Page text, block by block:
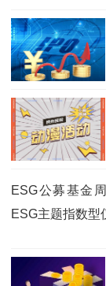
ESG公募基金
ESG主题指数型